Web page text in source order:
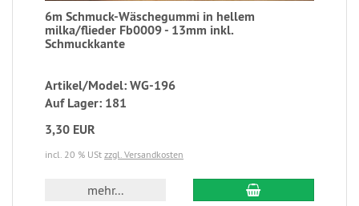
6m Schmuck-Wäschegummi in hellem
milka/flieder Fb0009 - 13mm inkl.
Schmuckkante
Artikel/Model: WG-196
Auf Lager: 181
3,30 EUR
incl. 20 % USt zzgl. Versandkosten
mehr...